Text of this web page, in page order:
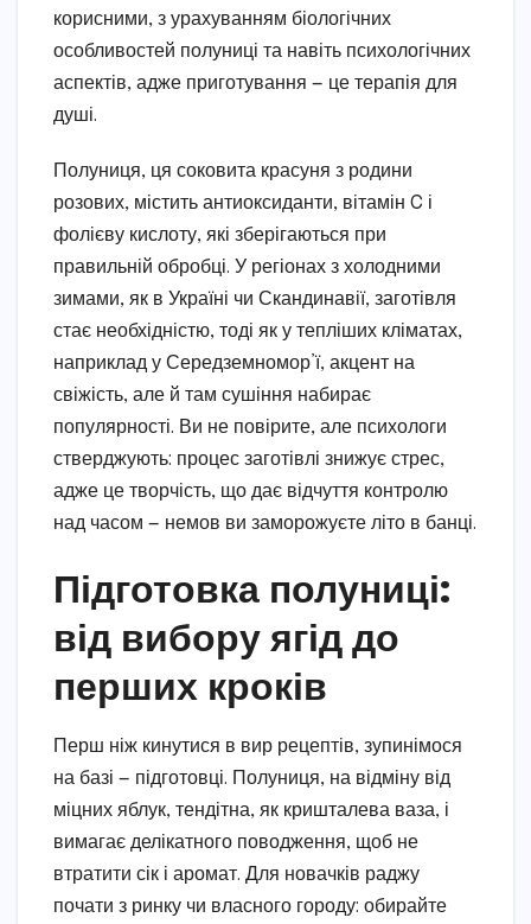
корисними, з урахуванням біологічних
особливостей полуниці та навіть психологічних
аспектів, адже приготування — це терапія для
душі.
Полуниця, ця соковита красуня з родини
розових, містить антиоксиданти, вітамін C і
фолієву кислоту, які зберігаються при
правильній обробці. У регіонах з холодними
зимами, як в Україні чи Скандинавії, заготівля
стає необхідністю, тоді як у тепліших кліматах,
наприклад у Середземномор’ї, акцент на
свіжість, але й там сушіння набирає
популярності. Ви не повірите, але психологи
стверджують: процес заготівлі знижує стрес,
адже це творчість, що дає відчуття контролю
над часом — немов ви заморожуєте літо в банці.
Підготовка полуниці:
від вибору ягід до
перших кроків
Перш ніж кинутися в вир рецептів, зупинімося
на базі — підготовці. Полуниця, на відміну від
міцних яблук, тендітна, як кришталева ваза, і
вимагає делікатного поводження, щоб не
втратити сік і аромат. Для новачків раджу
почати з ринку чи власного городу: обирайте